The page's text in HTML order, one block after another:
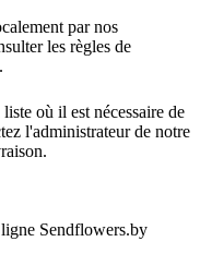
par nos
les règles de
.
où il est nécessaire de
l'administrateur de notre
Sendflowers.by